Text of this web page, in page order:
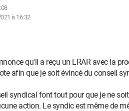
à 16:32
qu'il a reçu un LRAR avec la
afin que je soit évincé du conseil
syndical font tout pour que je ne
action. Le syndic est même de